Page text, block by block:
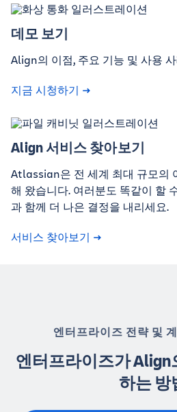
데모 보기
Align의 이점, 주요 기능 및 사용
지금 시청하기
Align 서비스 찾아보기
Atlassian은 전 세계 최대 규모의
해 왔습니다. 여러분도 똑같이 할
과 함께 더 나은 결정을 내리세요.
서비스 찾아보기
엔터프라이즈 전략 및
엔터프라이즈가 Align
하는 방